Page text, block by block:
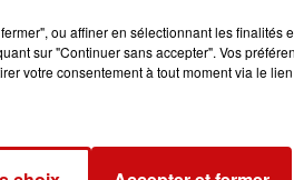
ou affiner en sélectionnant les finalités
sur "Continuer sans accepter". Vos
votre consentement à tout moment via le